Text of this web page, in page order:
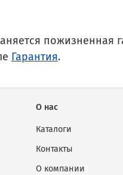
пожизненная
Гарантия.
О нас
Каталоги
Контакты
О компании